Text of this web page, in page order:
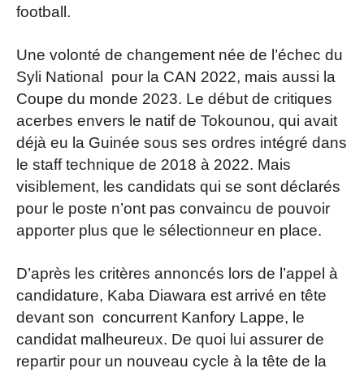
football.
Une volonté de changement née de l’échec du
Syli National pour la CAN 2022, mais aussi la
Coupe du monde 2023. Le début de critiques
acerbes envers le natif de Tokounou, qui avait
déjà eu la Guinée sous ses ordres intégré dans
le staff technique de 2018 à 2022. Mais
visiblement, les candidats qui se sont déclarés
pour le poste n’ont pas convaincu de pouvoir
apporter plus que le sélectionneur en place.
D’après les critères annoncés lors de l’appel à
candidature, Kaba Diawara est arrivé en tête
devant son concurrent Kanfory Lappe, le
candidat malheureux. De quoi lui assurer de
repartir pour un nouveau cycle à la tête de la